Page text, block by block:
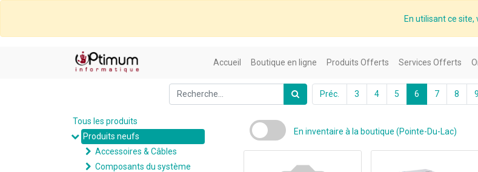
En utilisant ce
Accueil Boutique en ligne Produits Offerts Services Offerts
Préc. 3 4 5 6 7 8 9
Tous les produits
Produits neufs
Accessoires & Câbles
Composants du système
En inventaire à la boutique (Pointe-Du-Lac)